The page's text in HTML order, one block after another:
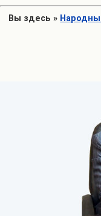
Вы здесь »